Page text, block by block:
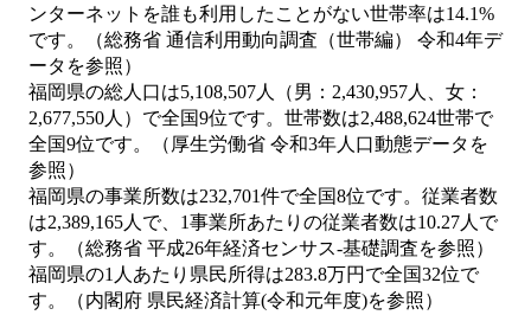
ンターネットを誰も利用したことがない世帯率は14.1%
です。（総務省 通信利用動向調査（世帯編） 令和4年デ
ータを参照）
福岡県の総人口は5,108,507人（男：2,430,957人、女：
2,677,550人）で全国9位です。世帯数は2,488,624世帯で
全国9位です。（厚生労働省 令和3年人口動態データを
参照）
福岡県の事業所数は232,701件で全国8位です。従業者数
は2,389,165人で、1事業所あたりの従業者数は10.27人で
す。（総務省 平成26年経済センサス‐基礎調査を参照）
福岡県の1人あたり県民所得は283.8万円で全国32位で
す。（内閣府 県民経済計算(令和元年度)を参照）